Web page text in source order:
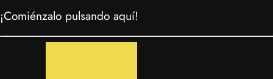
¡Comiénzalo pulsando aquí!